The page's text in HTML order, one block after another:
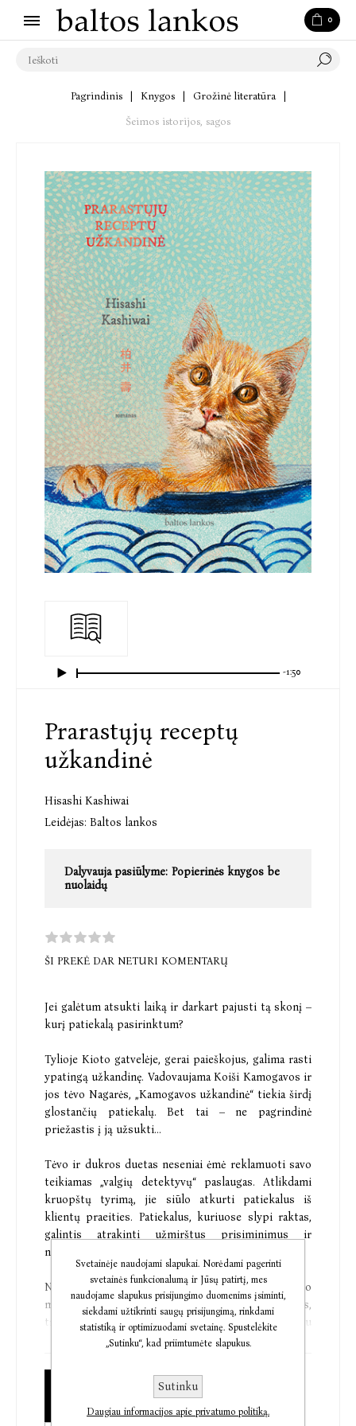
0
Pagrindinis Knygos Grožinė literatūra
Šeimos istorijos, sagos
-1:50
Prarastųjų receptų
užkandinė
Hisashi Kashiwai
Leidėjas: Baltos lankos
Dalyvauja pasiūlyme: Popierinės knygos be
nuolaidų
ŠI PREKĖ DAR NETURI KOMENTARŲ
Jei galėtum atsukti laiką ir darkart pajusti tą skonį –
kurį patiekalą pasirinktum?
Tylioje Kioto gatvelėje, gerai paieškojus, galima rasti
ypatingą užkandinę. Vadovaujama Koiši Kamogavos ir
jos tėvo Nagarės, „Kamogavos užkandinė“ tiekia širdį
glostančių patiekalų. Bet tai – ne pagrindinė
priežastis į ją užsukti...
Tėvo ir dukros duetas neseniai ėmė reklamuoti savo
teikiamas „valgių detektyvų“ paslaugas. Atlikdami
kruopštų tyrimą, jie siūlo atkurti patiekalus iš
klientų praeities. Patiekalus, kuriuose slypi raktas,
galintis atrakinti užmirštus prisiminimus ir
numalšinti širdgėlą.
Nuo našlio, norinčio dar vieną kartą paragauti savo
mirusios žmonos gamintų udonų, iki motinos,
trokštančios savo ištekančiai dukrai perduoti su
jaunystės mylimuoju ragauto jautienos troškinio
praeitį ir susikurti laimingą ateitį.
Svetainėje naudojami slapukai. Norėdami pagerinti
svetainės funkcionalumą ir Jūsų patirtį, mes
naudojame slapukus prisijungimo duomenims įsiminti,
siekdami užtikrinti saugų prisijungimą, rinkdami
statistiką ir optimizuodami svetainę. Spustelėkite
„Sutinku“, kad priimtumėte slapukus.
Sutinku
Daugiau informacijos apie privatumo politiką.